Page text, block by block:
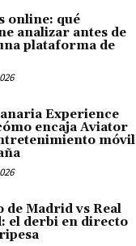
online: qué
analizar antes de
plataforma de
Experience
encaja Aviator
móvil
de Madrid vs Real
el derbi en directo